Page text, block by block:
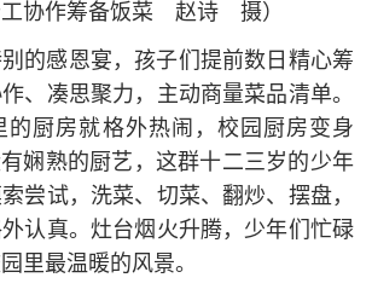
工协作筹备饭菜 赵诗 摄）
的感恩宴，孩子们提前数日精心筹
、凑思聚力，主动商量菜品清单。
的厨房就格外热闹，校园厨房变身
娴熟的厨艺，这群十二三岁的少年
尝试，洗菜、切菜、翻炒、摆盘，
认真。灶台烟火升腾，少年们忙碌
里最温暖的风景。